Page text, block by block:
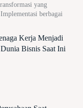
yang
berbagai
Kerja Menjadi
Bisnis Saat Ini